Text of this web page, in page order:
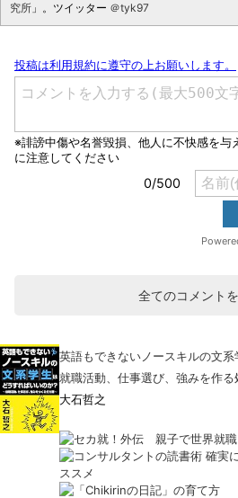
究所 」。ツイッター ＠tyk97
全てのコメント
英語もできないノースキルの文
就職活動、仕事選び、強みを作る
大石哲之